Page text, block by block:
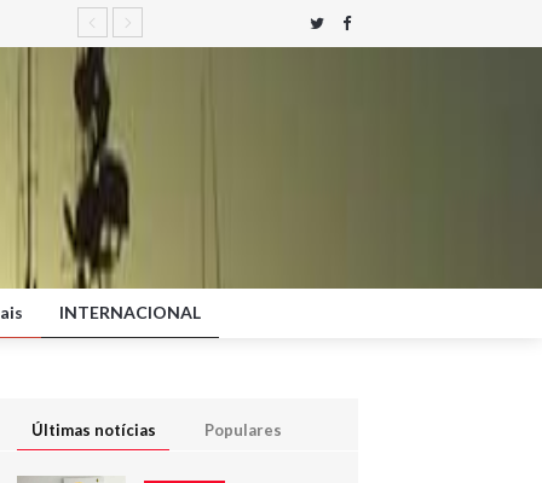
INTERNACIONAL
Últimas notícias Populares